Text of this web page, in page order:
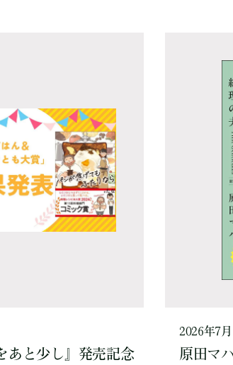
あと少し』発売記念
2026年7月
原田マ